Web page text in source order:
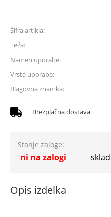
Šifra artikla:
Teža:
Namen uporabe:
Vrsta uporabe:
Blagovna znamka:
Brezplačna dostava
Stanje zaloge:
ni na zalogi
Opis izdelka